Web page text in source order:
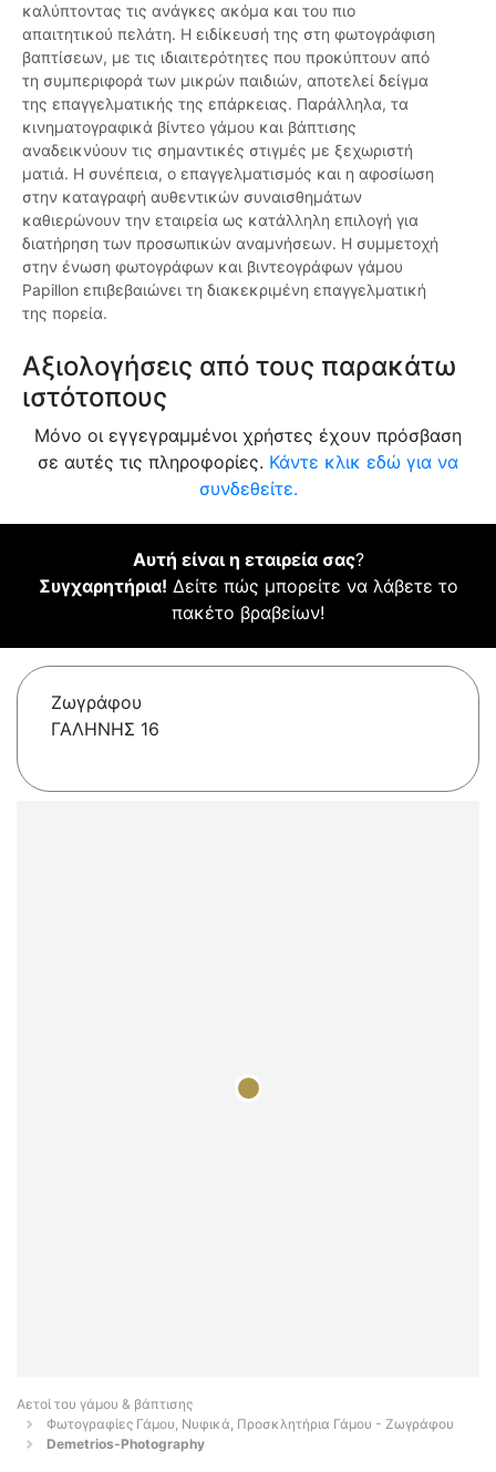
καλύπτοντας τις ανάγκες ακόμα και του πιο
απαιτητικού πελάτη. Η ειδίκευσή της στη φωτογράφιση
βαπτίσεων, με τις ιδιαιτερότητες που προκύπτουν από
τη συμπεριφορά των μικρών παιδιών, αποτελεί δείγμα
της επαγγελματικής της επάρκειας. Παράλληλα, τα
κινηματογραφικά βίντεο γάμου και βάπτισης
αναδεικνύουν τις σημαντικές στιγμές με ξεχωριστή
ματιά. Η συνέπεια, ο επαγγελματισμός και η αφοσίωση
στην καταγραφή αυθεντικών συναισθημάτων
καθιερώνουν την εταιρεία ως κατάλληλη επιλογή για
διατήρηση των προσωπικών αναμνήσεων. Η συμμετοχή
στην ένωση φωτογράφων και βιντεογράφων γάμου
Papillon επιβεβαιώνει τη διακεκριμένη επαγγελματική
της πορεία.
Αξιολογήσεις από τους παρακάτω
ιστότοπους
Μόνο οι εγγεγραμμένοι χρήστες έχουν πρόσβαση
σε αυτές τις πληροφορίες. Κάντε κλικ εδώ για να
συνδεθείτε.
Αυτή είναι η εταιρεία σας?
Συγχαρητήρια! Δείτε πώς μπορείτε να λάβετε το
πακέτο βραβείων!
Ζωγράφου
ΓΑΛΗΝΗΣ 16
Αετοί του γάμου & βάπτισης
Φωτογραφίες Γάμου, Νυφικά, Προσκλητήρια Γάμου - Ζωγράφου
Demetrios-Photography